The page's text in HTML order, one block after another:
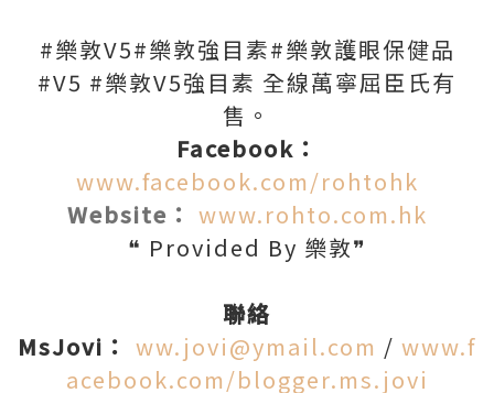
#樂敦V5#樂敦強目素#樂敦護眼保健品
#V5 #樂敦V5強目素 全線萬寧屈臣氏有
售。
Facebook：
www.facebook.com/rohtohk
Website： www.rohto.com.hk
❝ Provided By 樂敦❞
聯絡
MsJovi： ww.jovi@ymail.com / www.f
acebook.com/blogger.ms.jovi